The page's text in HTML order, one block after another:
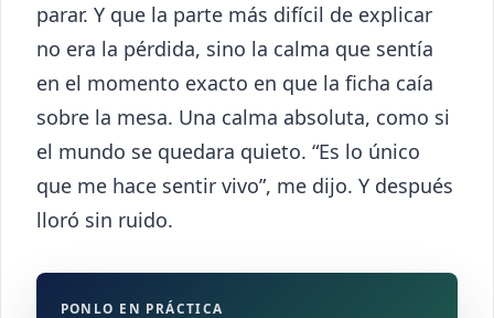
parar. Y que la parte más difícil de explicar
no era la pérdida, sino la calma que sentía
en el momento exacto en que la ficha caía
sobre la mesa. Una calma absoluta, como si
el mundo se quedara quieto. “Es lo único
que me hace sentir vivo”, me dijo. Y después
lloró sin ruido.
PONLO EN PRÁCTICA